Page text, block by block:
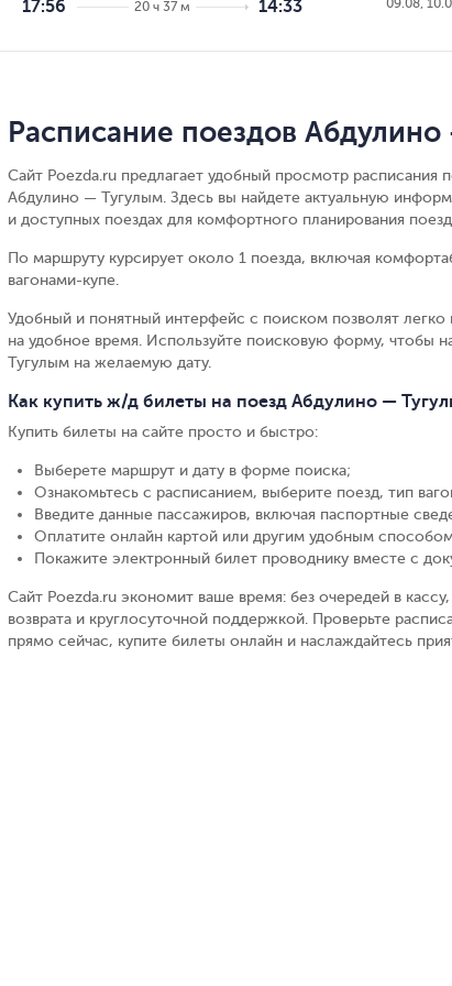
17:56 20 ч 37 м 14:33 09.08,
Расписание поездов
Сайт Poezda.ru предлагает удобный просмотр расписания
Абдулино — Тугулым. Здесь вы найдете актуальную
и доступных поездах для комфортного планирования
По маршруту курсирует около 1 поезда, включая
вагонами-купе.
Удобный и понятный интерфейс с поиском позволят
на удобное время. Используйте поисковую форму, чтобы
Тугулым на желаемую дату.
Как купить ж/д билеты на поезд Абдулино —
Купить билеты на сайте просто и быстро:
Выберете маршрут и дату в форме поиска;
Ознакомьтесь с расписанием, выберите поезд, тип
Введите данные пассажиров, включая паспортные
Оплатите онлайн картой или другим удобным
Покажите электронный билет проводнику вместе с
Сайт Poezda.ru экономит ваше время: без очередей в
возврата и круглосуточной поддержкой. Проверьте
прямо сейчас, купите билеты онлайн и наслаждайтесь